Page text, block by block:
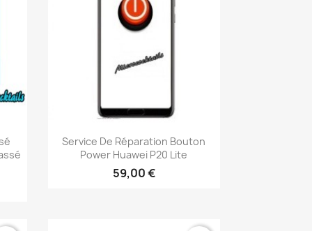
Aperçu rapide
Service De Réparation Bouton
Power Huawei P20 Lite
59,00 €